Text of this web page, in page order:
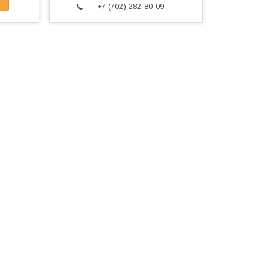
+7 (702) 282-80-09